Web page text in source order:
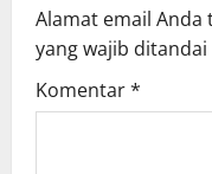
g
a
t
Alamat email Anda
yang wajib ditandai
Komentar*